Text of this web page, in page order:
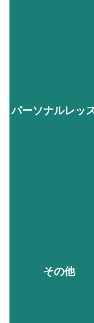
パーソナルレッ
その他